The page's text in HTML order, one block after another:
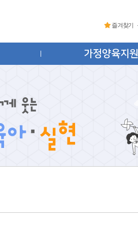
즐겨찾기
가정양육지원